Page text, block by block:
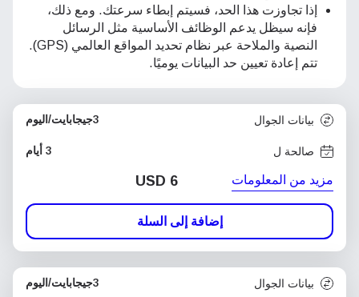
إذا تجاوزت هذا الحد، فسيتم إبطاء سرعتك. ومع ذلك،
فإنه سيظل يدعم الوظائف الأساسية مثل الرسائل
النصية والملاحة عبر نظام تحديد المواقع العالمي (GPS).
تتم إعادة تعيين حد البيانات يوميًا.
بيانات الجوال 3جيجابايت/اليوم
صالحة ل 3 أيام
مزيد من المعلومات USD 6
إضافة إلى السلة
بيانات الجوال 3جيجابايت/اليوم